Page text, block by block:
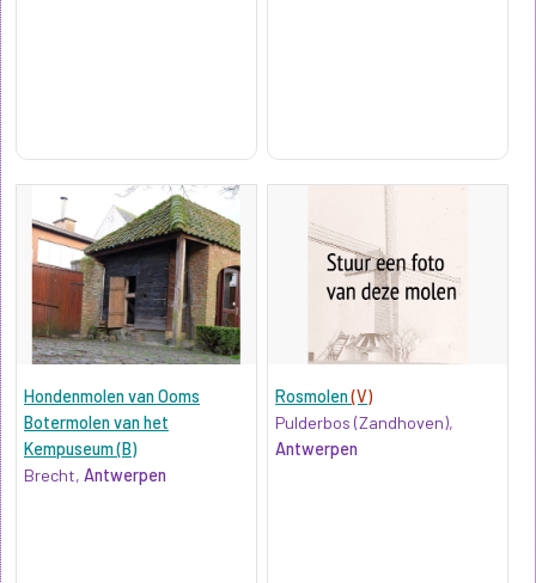
Hondenmolen van Ooms
Botermolen van het
Kempuseum (B)
Brecht, Antwerpen
Rosmolen(V)
Pulderbos (Zandhoven),
Antwerpen